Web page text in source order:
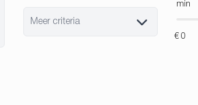
Meer criteria
min